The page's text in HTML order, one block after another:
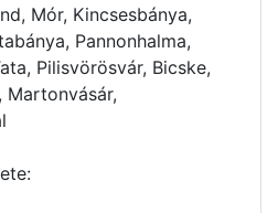
Mór, Kincsesbánya,
Pannonhalma,
Pilisvörösvár, Bicske,
Martonvásár,